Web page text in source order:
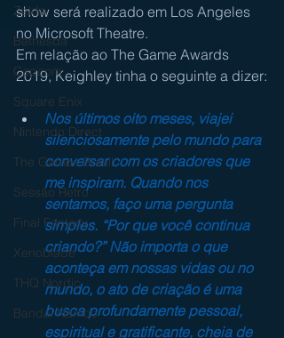
Zelda
Bethesda
Capcom
Square Enix
Nintendo Direct
The Games Brasil
Sessão Retro
Final Fantasy
Xenoblade
THQ Nordic
Bandai Namco
show será realizado em Los Angeles
no Microsoft Theatre.
Em relação ao The Game Awards
2019, Keighley tinha o seguinte a dizer:
Nos últimos oito meses, viajei
silenciosamente pelo mundo para
conversar com os criadores que
me inspiram. Quando nos
sentamos, faço uma pergunta
simples. “Por que você continua
criando?” Não importa o que
aconteça em nossas vidas ou no
mundo, o ato de criação é uma
busca profundamente pessoal,
espiritual e gratificante, cheia de